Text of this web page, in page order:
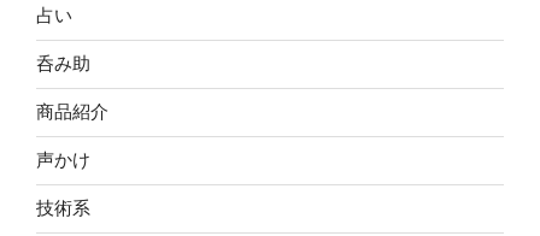
占い
呑み助
商品紹介
声かけ
技術系